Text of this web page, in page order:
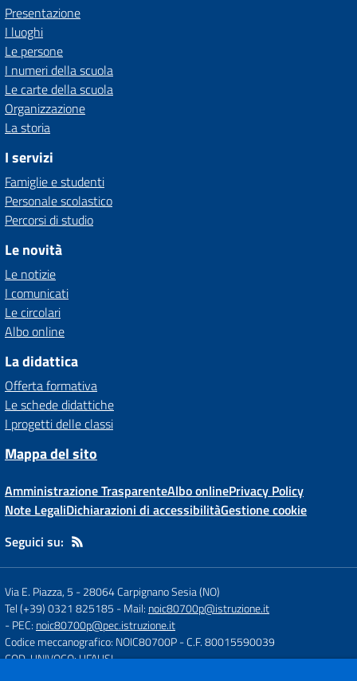
Presentazione
I luoghi
Le persone
I numeri della scuola
Le carte della scuola
Organizzazione
La storia
I servizi
Famiglie e studenti
Personale scolastico
Percorsi di studio
Le novità
Le notizie
I comunicati
Le circolari
Albo online
La didattica
Offerta formativa
Le schede didattiche
I progetti delle classi
Mappa del sito
Amministrazione TrasparenteAlbo onlinePrivacy Policy
Note LegaliDichiarazioni di accessibilitàGestione cookie
Seguici su:
Via E. Piazza, 5 -28064 Carpignano Sesia (NO)
Tel (+39) 0321 825185 - Mail: noic80700p@istruzione.it
- PEC: noic80700p@pec.istruzione.it
Codice meccanografico: NOIC80700P- C.F. 80015590039
COD. UNIVOCO: UFAUSI